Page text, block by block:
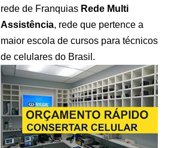
rede de Franquias Rede Multi
Assistência, rede que pertence a
maior escola de cursos para técnicos
de celulares do Brasil.